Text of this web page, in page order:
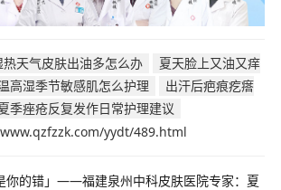
热天气皮肤出油多怎么办
夏天脸上又油又痒
高湿季节敏感肌怎么护理
出汗后疤痕疙瘩
季痤疮反复发作日常护理建议
yydt/489.html
你的错」——福建泉州中科皮肤医院专家：夏